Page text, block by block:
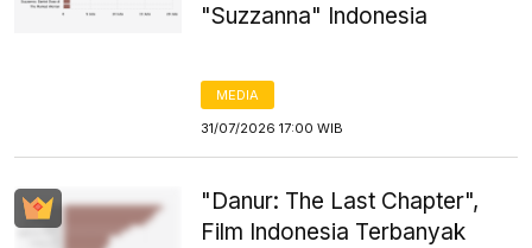
"Suzzanna" Indonesia
MEDIA
31/07/2026 17:00 WIB
"Danur: The Last Chapter",
Film Indonesia Terbanyak